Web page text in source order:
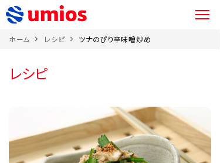
ホーム レシピ ツナのぴり辛味噌炒め
レシピ